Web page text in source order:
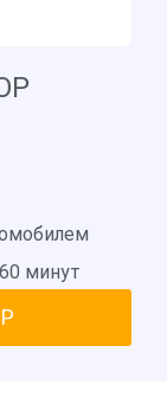
минут